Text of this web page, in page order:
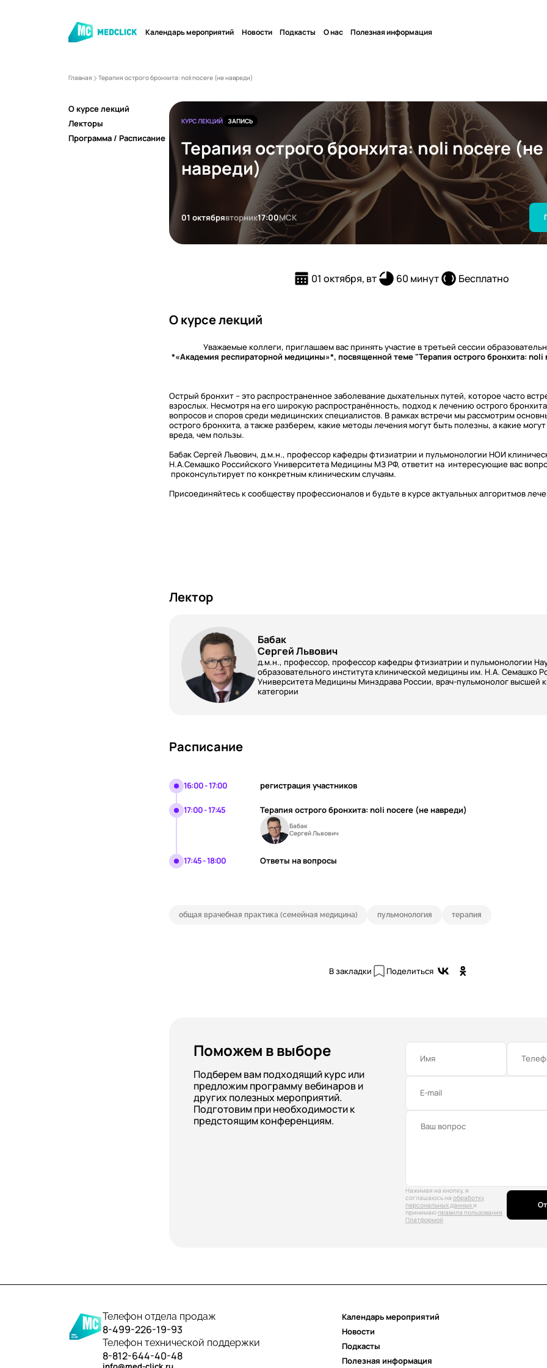
Календарь мероприятий Новости Подкасты О нас Полезная информация
Главная Терапия острого бронхита: noli nocere (не навреди)
О курсе лекций
Лекторы
Программа / Расписание
КУРС ЛЕКЦИЙ ЗАПИСЬ
Терапия острого бронхита: noli nocere (не
навреди)
01 октябрявторник17:00МСК
01 октября, вт 60 минут Бесплатно
О курсе лекций
Уважаемые коллеги, приглашаем вас принять участие в третьей сессии
*«Академия респираторной медицины»*, посвященной теме "Терапия острого бронхита:
Острый бронхит – это распространенное заболевание дыхательных путей, которое часто
взрослых. Несмотря на его широкую распространённость, подход к лечению острого
вопросов и споров среди медицинских специалистов. В рамках встречи мы рассмотрим
острого бронхита, а также разберем, какие методы лечения могут быть полезны, а какие
вреда, чем пользы.
Бабак Сергей Львович, д.м.н., профессор кафедры фтизиатрии и пульмонологии НОИ
Н.А.Семашко Российского Университета Медицины МЗ РФ, ответит на интересующие вас
проконсультирует по конкретным клиническим случаям.
Присоединяйтесь к сообществу профессионалов и будьте в курсе актуальных алгоритмов
Лектор
Бабак
Сергей Львович
д.м.н., профессор, профессор кафедры фтизиатрии и пульмонологии
образовательного института клинической медицины им. Н.А. Семашко
Университета Медицины Минздрава России, врач-пульмонолог высшей
категории
Расписание
16:00 - 17:00 регистрация участников
17:00 - 17:45 Терапия острого бронхита: noli nocere (не навреди)
Бабак
Сергей Львович
17:45 - 18:00 Ответы на вопросы
общая врачебная практика (семейная медицина) пульмонология терапия
В закладки Поделиться
Поможем в выборе
Подберем вам подходящий курс или
предложим программу вебинаров и
других полезных мероприятий.
Подготовим при необходимости к
предстоящим конференциям.
Имя
E-mail
Нажимая на кнопку, я
соглашаюсь на обработку
персональных данных и
принимаю правила пользования
Платформой
Телефон отдела продаж
8-499-226-19-93
Телефон технической поддержки
8-812-644-40-48
Календарь мероприятий
Новости
Подкасты
Полезная информация